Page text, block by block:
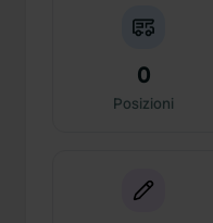
0
Posizioni